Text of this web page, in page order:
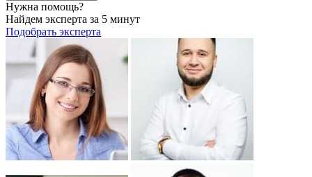
Нужна помощь?
Найдем эксперта за 5 минут
Подобрать эксперта